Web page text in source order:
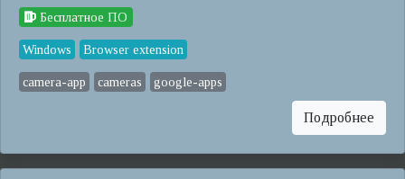
Бесплатное ПО
Windows Browser extension
camera-app cameras google-apps
Подробнее